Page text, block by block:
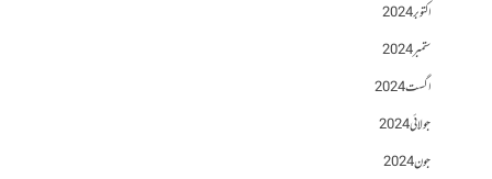
اکتوبر 2024
ستمبر 2024
اگست 2024
جولائی 2024
جون 2024